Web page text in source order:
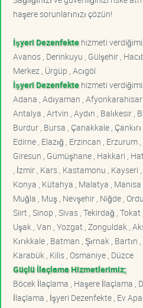
haşere sorunlarınızı çözün!
İşyeri Dezenfektehizmeti
Avanos , Derinkuyu , Gülşehir ,
Merkez , Ürgüp , Acıgöl
İşyeri Dezenfektehizmeti
Adana , Adıyaman , Afyonkarahisar
Antalya , Artvin , Aydın , Balıkesir ,
Burdur , Bursa , Çanakkale ,
Edirne , Elazığ , Erzincan , Erzurum
Giresun , Gümüşhane , Hakkari ,
, İzmir , Kars , Kastamonu , Kayseri ,
Konya , Kütahya , Malatya ,
Muğla , Muş , Nevşehir , Niğde ,
Siirt , Sinop , Sivas , Tekirdağ , Tokat
Uşak , Van , Yozgat , Zonguldak ,
Kırıkkale , Batman , Şırnak , Bartın
Karabük , Kilis , Osmaniye , Düzce
Güçlü İlaçlama Hizmetlerimiz;
Böcek İlaçlama , Haşere İlaçlama ,
İlaçlama , İşyeri Dezenfekte , Ev